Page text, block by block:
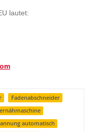
lautet:
Fadenabschneider
automatisch